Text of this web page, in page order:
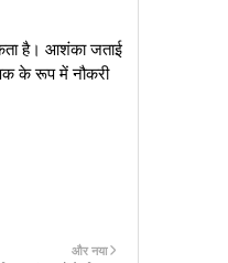
है। आशंका जताई
के रूप में नौकरी
और नया